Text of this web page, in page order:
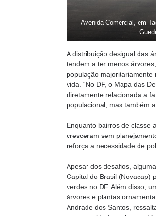
Avenida Comercial, em
A distribuição desigual das
tendem a ter menos
população
vida. “No DF, o Mapa das
diretamente relacionada a
populacional, mas também
Enquanto bairros de classe
cresceram sem
reforça a necessidade de
Apesar dos desafios,
Capital do Brasil (Novacap)
verdes no DF. Além disso,
árvores e plantas
Andrade dos Santos,